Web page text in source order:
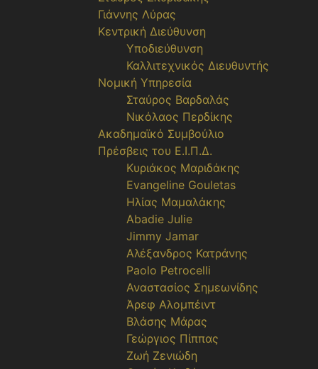
Γιάννης Λύρας
Κεντρική Διεύθυνση
Υποδιεύθυνση
Καλλιτεχνικός Διευθυντής
Νομική Υπηρεσία
Σταύρος Βαρδαλάς
Νικόλαος Περδίκης
Ακαδημαϊκό Συμβούλιο
Πρέσβεις του Ε.Ι.Π.Δ.
Κυριάκος Μαριδάκης
Evangeline Gouletas
Ηλίας Μαμαλάκης
Abadie Julie
Jimmy Jamar
Αλέξανδρος Κατράνης
Paolo Petrocelli
Αναστασίος Σημεωνίδης
Άρεφ Αλομπέιντ
Βλάσης Μάρας
Γεώργιος Πίππας
Ζωή Ζενιώδη